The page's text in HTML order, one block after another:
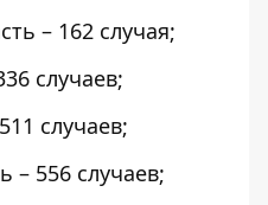
– 162 случая;
случаев;
случаев;
– 556 случаев;